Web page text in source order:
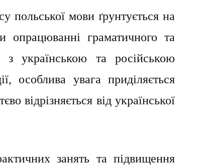
мови ґрунтується на
опрацюванні граматичного та
з українською та російською
особлива увага приділяється
відрізняється від української
занять та підвищення